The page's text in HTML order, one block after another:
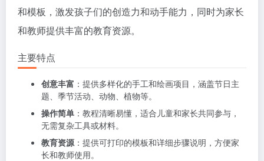
和模板，激发孩子们的创造力和动手能力，同时为家长
和教师提供丰富的教育资源。
主要特点
创意丰富 ：提供多样化的手工和绘画项目，涵盖节日主
题、季节活动、动物、植物等。
操作简单 ：教程清晰易懂，适合儿童和家长共同参与，
无需复杂工具或材料。
教育资源：提供可打印的模板和详细步骤说明，方便家
长和教师使用。